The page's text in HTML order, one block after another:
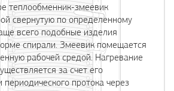
теплообменник-змеевик
свернутую по определенному
всего подобные изделия
спирали. Змеевик помещается
рабочей средой. Нагревание
за счет его
протока через